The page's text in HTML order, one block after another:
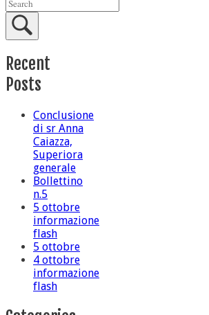
Recent
Posts
Conclusione
di sr Anna
Caiazza,
Superiora
generale
Bollettino
n.5
5 ottobre
informazione
flash
5 ottobre
4 ottobre
informazione
flash